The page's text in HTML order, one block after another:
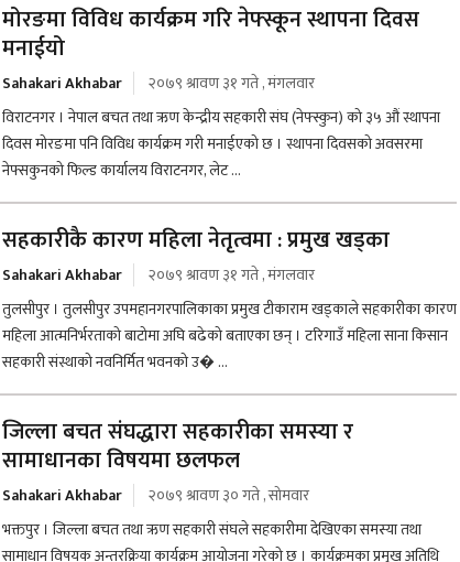
मोरङमा विविध कार्यक्रम गरि नेफ्स्कून स्थापना दिवस
मनाईयो
Sahakari Akhabar
२०७९ श्रावण ३१ गते , मंगलवार
विराटनगर । नेपाल बचत तथा ऋण केन्द्रीय सहकारी संघ (नेफ्स्कुन) को ३५ औं स्थापना
दिवस मोरङमा पनि विविध कार्यक्रम गरी मनाईएको छ । स्थापना दिवसको अवसरमा
नेफ्सकुनको फिल्ड कार्यालय विराटनगर, लेट ...
सहकारीकै कारण महिला नेतृत्वमा : प्रमुख खड्का
Sahakari Akhabar
२०७९ श्रावण ३१ गते , मंगलवार
तुलसीपुर । तुलसीपुर उपमहानगरपालिकाका प्रमुख टीकाराम खड्काले सहकारीका कारण
महिला आत्मनिर्भरताको बाटोमा अघि बढेको बताएका छन् । टरिगाउँ महिला साना किसान
सहकारी संस्थाको नवनिर्मित भवनको उ� ...
जिल्ला बचत संघद्धारा सहकारीका समस्या र
सामाधानका विषयमा छलफल
Sahakari Akhabar
२०७९ श्रावण ३० गते , सोमवार
भक्तपुर । जिल्ला बचत तथा ऋण सहकारी संघले सहकारीमा देखिएका समस्या तथा
सामाधान विषयक अन्तरक्रिया कार्यक्रम आयोजना गरेको छ । कार्यक्रमका प्रमुख अतिथि